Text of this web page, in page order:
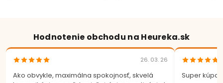
Hodnotenie obchodu na Heureka.sk
26. 03. 26
Ako obvykle, maximálna spokojnosť, skvelá
Super